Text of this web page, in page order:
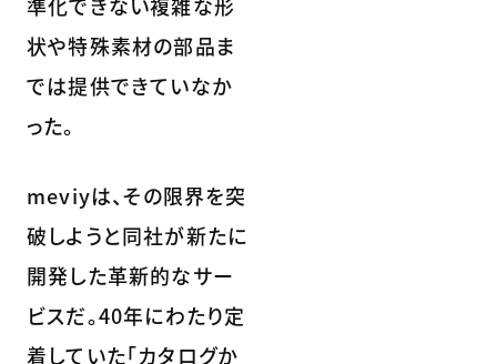
状や特殊素材の部品ま
では提供できていなか
った。
meviyは、その限界を突
破しようと同社が新たに
開発した革新的なサー
ビスだ。40年にわたり定
着していた「カタログか